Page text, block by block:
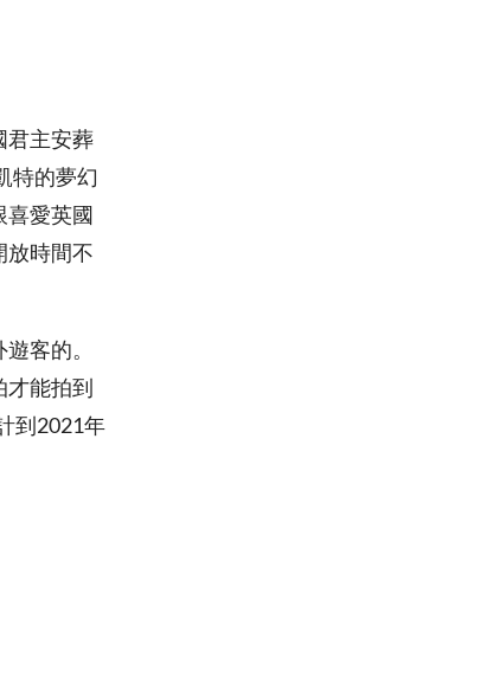
君主安葬
特的夢幻
喜愛英國
放時間不
客的。
才能拍到
到2021年